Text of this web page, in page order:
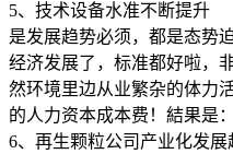
5、技术设备水准不断提升
是发展趋势必须，都是态势
经济发展了，标准都好啦，
然环境里边从业繁杂的体力
的人力资本成本费！結果是
6、再生颗粒公司产业化发